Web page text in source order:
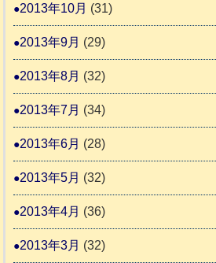
2013年10月 (31)
2013年9月 (29)
2013年8月 (32)
2013年7月 (34)
2013年6月 (28)
2013年5月 (32)
2013年4月 (36)
2013年3月 (32)